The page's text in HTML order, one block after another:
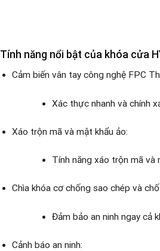
Tính năng nổi bật của khóa cửa
Cảm biến vân tay công nghệ FPC
Xác thực nhanh và chính
Xáo trộn mã và mật khẩu ảo:
Tính năng xáo trộn mã và
Chìa khóa cơ chống sao chép và
Đảm bảo an ninh ngay cả
Cảnh báo an ninh: